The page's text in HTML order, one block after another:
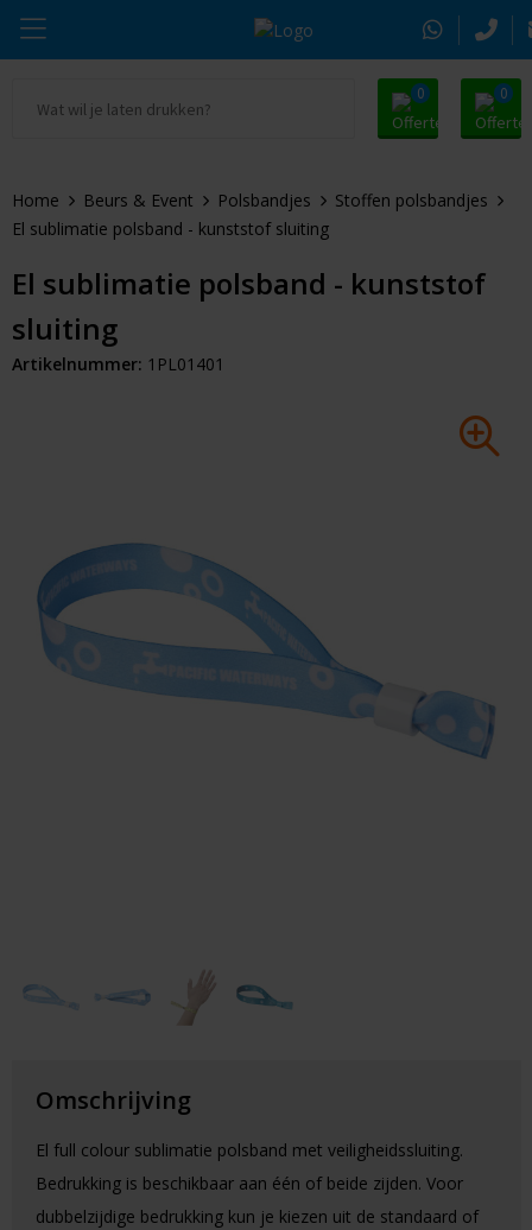
0 0
Drinkwaren
Tassen & Reizen
Huis & Lifestyle
Outdoor & Vrije Tijd
Auto & Veiligheid
Alle promosnoepje
Zomer
Kerst
Thule
Alle merken
Home Beurs & Event Polsbandjes
Stoffen polsbandjes
El sublimatie polsband - kunststof sluiting
El sublimatie polsband - kunststof
sluiting
Artikelnummer: 1PL01401
Omschrijving
El full colour sublimatie polsband met veiligheidssluiting.
Bedrukking is beschikbaar aan één of beide zijden. Voor
dubbelzijdige bedrukking kun je kiezen uit de standaard of